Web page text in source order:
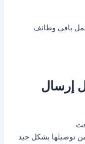
باقي وظائف
إرسال